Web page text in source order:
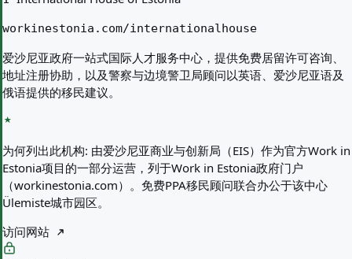
workinestonia.com/internationalhouse
爱沙尼亚政府一站式国际人才服务中心，提供免费居留许可咨询、
地址注册协助，以及警察与边境警卫局顾问以英语、爱沙尼亚语及
俄语提供的移民建议。
为何列出此机构: 由爱沙尼亚商业与创新局（EIS）作为官方Work in
Estonia项目的一部分运营，列于Work in Estonia政府门户
（workinestonia.com）。免费PPA移民顾问联合办公于该中心
Ülemiste城市园区。
访问网站